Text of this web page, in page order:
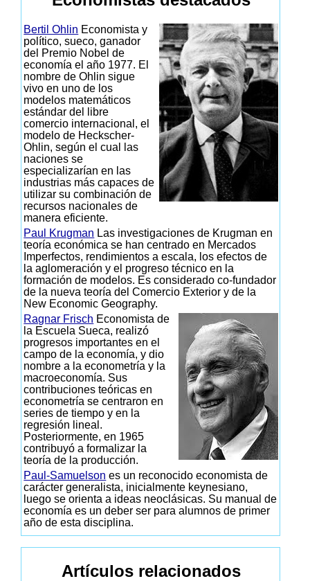
Bertil Ohlin Economista y
político, sueco, ganador
del Premio Nobel de
economía el año 1977. El
nombre de Ohlin sigue
vivo en uno de los
modelos matemáticos
estándar del libre
comercio internacional, el
modelo de Heckscher-
Ohlin, según el cual las
naciones se
especializarían en las
industrias más capaces de
utilizar su combinación de
recursos nacionales de
manera eficiente.
Paul Krugman Las investigaciones de Krugman en
teoría económica se han centrado en Mercados
Imperfectos, rendimientos a escala, los efectos de
la aglomeración y el progreso técnico en la
formación de modelos. Es considerado co-fundador
de la nueva teoría del Comercio Exterior y de la
New Economic Geography.
Ragnar Frisch Economista de
la Escuela Sueca, realizó
progresos importantes en el
campo de la economía, y dio
nombre a la econometría y la
macroeconomía. Sus
contribuciones teóricas en
econometría se centraron en
series de tiempo y en la
regresión lineal.
Posteriormente, en 1965
contribuyó a formalizar la
teoría de la producción.
Paul-Samuelson es un reconocido economista de
carácter generalista, inicialmente keynesiano,
luego se orienta a ideas neoclásicas. Su manual de
economía es un deber ser para alumnos de primer
año de esta disciplina.
Artículos relacionados